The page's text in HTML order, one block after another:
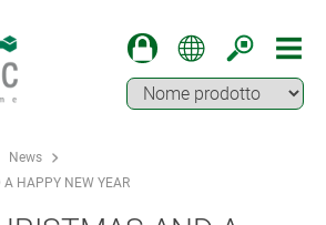
News
A HAPPY NEW YEAR